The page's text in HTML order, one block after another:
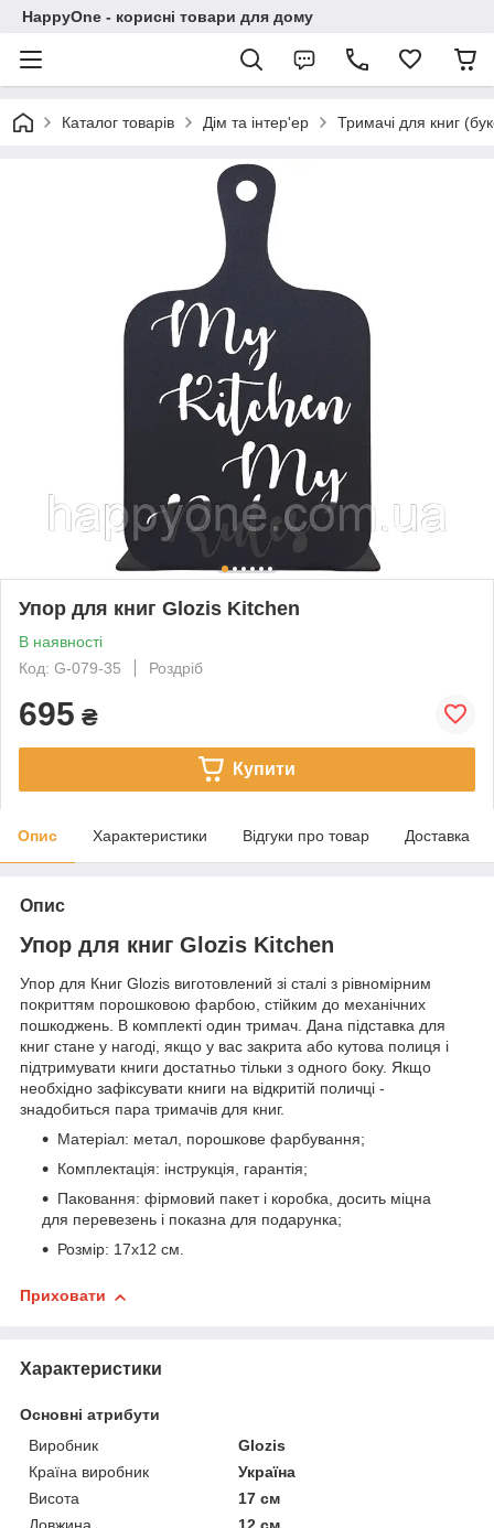
HappyOne - корисні товари для дому
Каталог товарів Дім та інтер'ер Тримачі для книг
Упор для книг Glozis Kitchen
В наявності
Код: G-079-35
Роздріб
695 ₴
Купити
Опис Характеристики Відгуки про товар Доставка
Опис
Упор для книг Glozis Kitchen
Упор для Книг Glozis виготовлений зі сталі з рівномірним
покриттям порошковою фарбою, стійким до механічних
пошкоджень. В комплекті один тримач. Дана підставка для
книг стане у нагоді, якщо у вас закрита або кутова полиця і
підтримувати книги достатньо тільки з одного боку. Якщо
необхідно зафіксувати книги на відкритій поличці -
знадобиться пара тримачів для книг.
Матеріал: метал, порошкове фарбування;
Комплектація: інструкція, гарантія;
Паковання: фірмовий пакет і коробка, досить міцна
для перевезень і показна для подарунка;
Розмір: 17х12 см.
Приховати
Характеристики
Основні атрибути
Виробник
Glozis
Країна виробник
Україна
Висота
17 см
Довжина
12 см